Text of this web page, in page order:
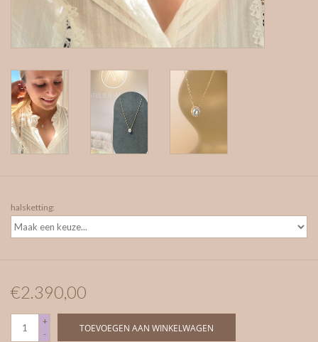
MAAK EEN AFSPRAAK
halsketting:
€2.390,00
+
-
TOEVOEGEN AAN WINKELWAGEN